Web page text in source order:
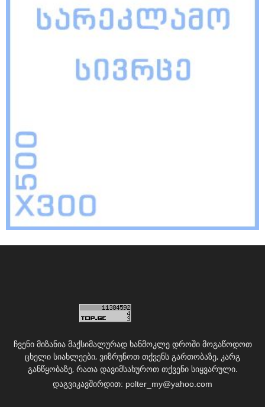
ჩვენი მიზანია მაქსიმალურად ხანმოკლე დროში მოგაწოდოთ
ცხელი სიახლეები, ვიზრუნოთ თქვენს გართობაზე, კარგ
განწყობაზე, რათა დავიმსახუროთ თქვენი სიყვარული.
დაგვიკავშირდით: polter_my@yahoo.com